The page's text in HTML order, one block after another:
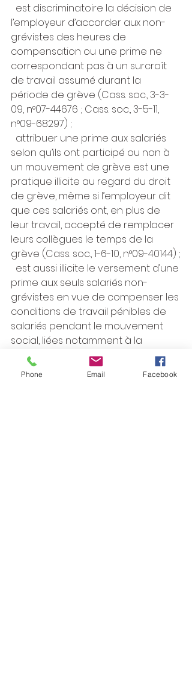
est discriminatoire la décision de
l’employeur d’accorder aux non-
grévistes des heures de
compensation ou une prime ne
correspondant pas à un surcroît
de travail assumé durant la
période de grève (Cass. soc., 3-3-
09, n°07-44676 ; Cass. soc., 3-5-11,
n°09-68297) ;
attribuer une prime aux salariés
selon qu’ils ont participé ou non à
un mouvement de grève est une
pratique illicite au regard du droit
de grève, même si l’employeur dit
que ces salariés ont, en plus de
leur travail, accepté de remplacer
leurs collègues le temps de la
grève (Cass. soc., 1-6-10, n°09-40144) ;
est aussi illicite le versement d’une
prime aux seuls salariés non-
grévistes en vue de compenser les
conditions de travail pénibles de
salariés pendant le mouvement
social, liées notamment à la
nervosité des usagers du service
de transport assuré par
Phone Email Facebook